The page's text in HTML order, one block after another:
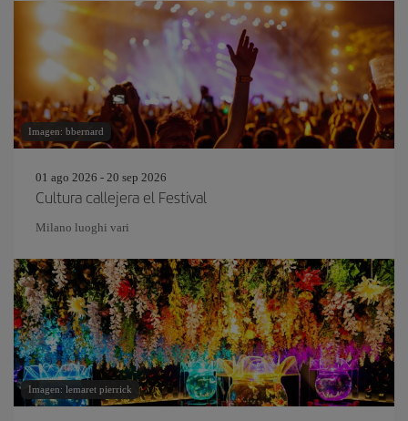
Imagen: bbernard
01 ago 2026 - 20 sep 2026
Cultura callejera el Festival
Milano luoghi vari
Imagen: lemaret pierrick